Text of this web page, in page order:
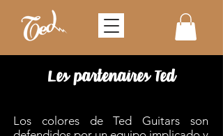
Les partenaires Ted
Los colores de Ted Guitars son